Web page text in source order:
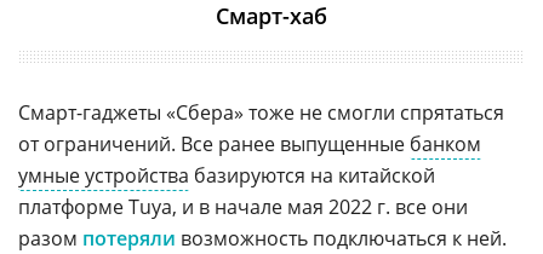
Смарт-хаб
Смарт-гаджеты «Сбера» тоже не смогли спрятаться
от ограничений. Все ранее выпущенные банком
умные устройства базируются на китайской
платформе Tuya, и в начале мая 2022 г. все они
разом потеряли возможность подключаться к ней.